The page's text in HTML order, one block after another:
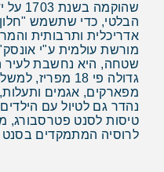
הבלטי, כדי שתשמש "חלון
אדריכלית ותרבותית
מורשת עולמית ע"י
שטחה, היא נחשבת לעיר
גדולה פי 18
מפארקים, אגמים
נהדר גם לטיול עם
טיסות לסנט פטרסבורג,
לרוסיה המתמקדים בסנט